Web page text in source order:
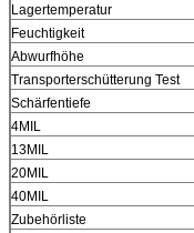
Lagertemperatur
Feuchtigkeit
Abwurfhöhe
Transporterschütterung Test
Schärfentiefe
4MIL
13MIL
20MIL
40MIL
Zubehörliste